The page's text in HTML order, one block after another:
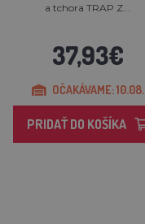
a tchora TRAP Z...
37,93€
OČAKÁVAME: 10.08.
PRIDAŤ DO KOŠÍKA